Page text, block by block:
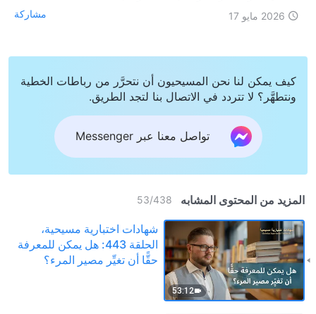
2026 مايو 17 مشاركة
كيف يمكن لنا نحن المسيحيون أن نتحرَّر من رباطات الخطية
ونتطهَّر؟ لا تتردد في الاتصال بنا لتجد الطريق.
تواصل معنا عبر Messenger
المزيد من المحتوى المشابه 53/438
53:12
شهادات اختبارية مسيحية،
الحلقة 443: هل يمكن للمعرفة
حقًّا أن تغيِّر مصير المرء؟